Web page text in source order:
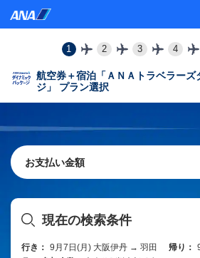
1 2 3 4
航空券＋宿泊「ＡＮＡトラベラーズ
ジ」 プラン選択
お支払い金額
現在の検索条件
行き： 9月7日(月) 大阪伊丹 → 羽田 帰り：